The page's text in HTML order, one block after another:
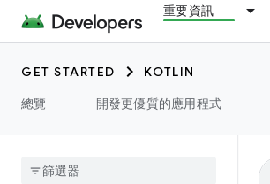
重要資訊
GET STARTED
KOTLIN
總覽
開發更優質的應用程式